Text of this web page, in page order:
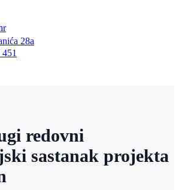
28a
redovni
sastanak projekta